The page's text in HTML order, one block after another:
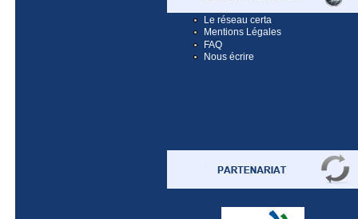
Le réseau certa
Mentions Légales
FAQ
Nous écrire